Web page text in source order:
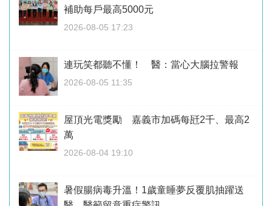
補助每戶最高5000元
2026-08-05 17:23
連玩笑都聽不懂！ 醫：當心大腦拉警報
2026-08-05 11:35
屋頂光電獎勵 嘉義市加碼每瓩2千、最高2
萬
2026-08-04 19:10
暑假腸病毒升溫！1歲童睡夢反覆肌抽躍送